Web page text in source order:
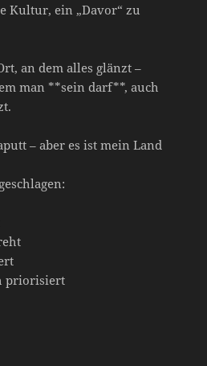
Kultur, ein „Davor“ zu
an dem alles glänzt –
man **sein darf**, auch
– aber es ist mein Land
priorisiert